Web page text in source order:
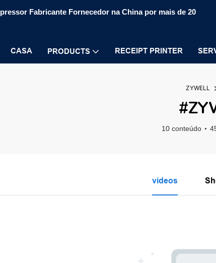
Fabricante Fornecedor na China por mais de 20
CASA PRODUCTS RECEIPT PRINTER
ZYWELL
10 conteúdo
vídeos